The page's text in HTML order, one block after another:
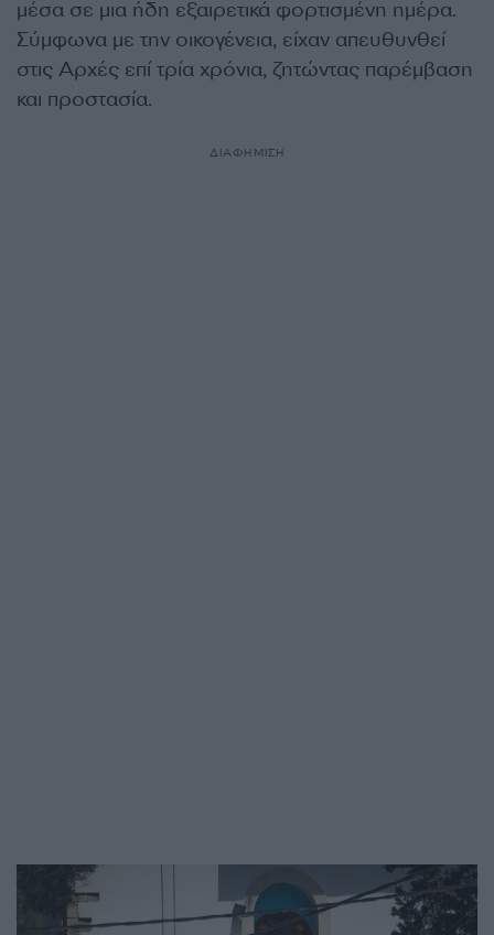
μέσα σε μια ήδη εξαιρετικά φορτισμένη ημέρα.
Σύμφωνα με την οικογένεια, είχαν απευθυνθεί
στις Αρχές επί τρία χρόνια, ζητώντας παρέμβαση
και προστασία.
ΔΙΑΦΗΜΙΣΗ